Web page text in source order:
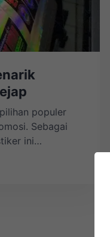
populer
Sebagai
ini
promosi